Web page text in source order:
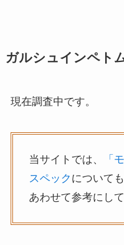
ガルシュインペト
現在調査中です。
当サイトでは、
「
スペック について
あわせて参考にして